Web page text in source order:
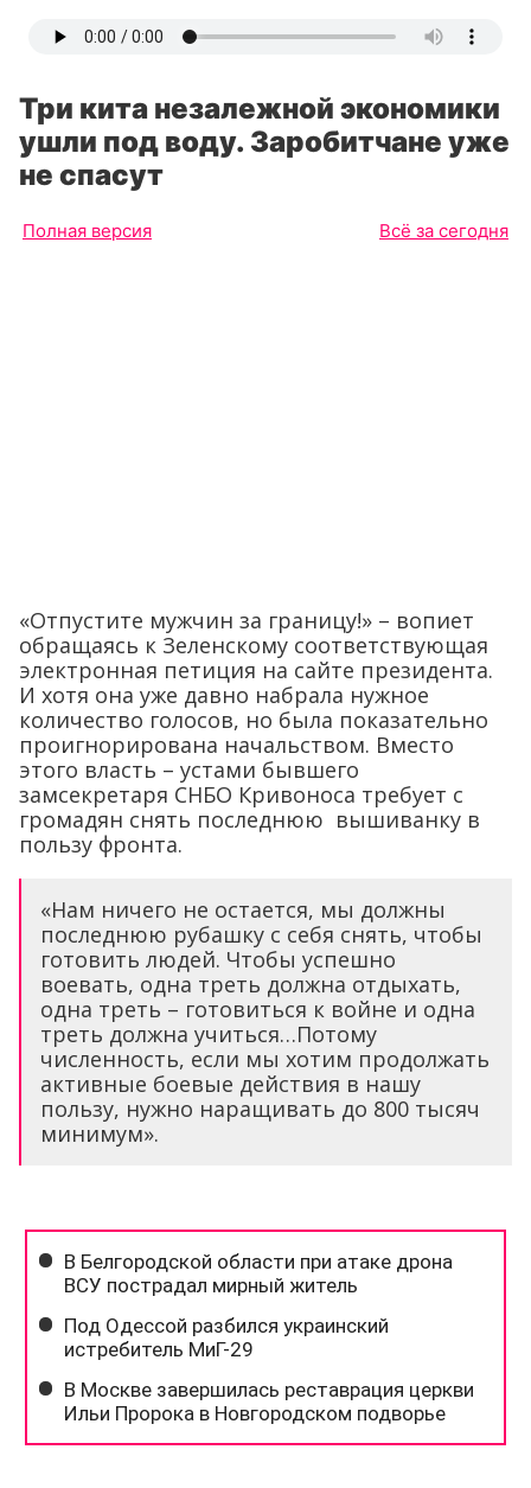
Три кита незалежной экономики
ушли под воду. Заробитчане уже
не спасут
Полная версия Всё за сегодня
«Отпустите мужчин за границу!» – вопиет
обращаясь к Зеленскому соответствующая
электронная петиция на сайте президента.
И хотя она уже давно набрала нужное
количество голосов, но была показательно
проигнорирована начальством. Вместо
этого власть – устами бывшего
замсекретаря СНБО Кривоноса требует с
громадян снять последнюю вышиванку в
пользу фронта.
«Нам ничего не остается, мы должны
последнюю рубашку с себя снять, чтобы
готовить людей. Чтобы успешно
воевать, одна треть должна отдыхать,
одна треть – готовиться к войне и одна
треть должна учиться…Потому
численность, если мы хотим продолжать
активные боевые действия в нашу
пользу, нужно наращивать до 800 тысяч
минимум».